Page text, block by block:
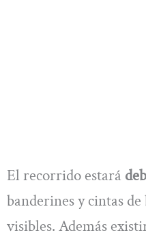
El recorrido estará
banderines y cintas
visibles. Además